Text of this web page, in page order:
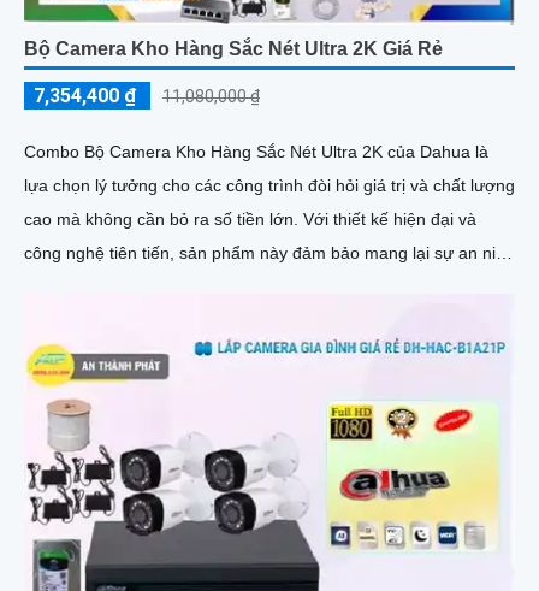
Bộ Camera Kho Hàng Sắc Nét Ultra 2K Giá Rẻ
7,354,400 ₫ 11,080,000 ₫
Combo Bộ Camera Kho Hàng Sắc Nét Ultra 2K của Dahua là
lựa chọn lý tưởng cho các công trình đòi hỏi giá trị và chất lượng
cao mà không cần bỏ ra số tiền lớn. Với thiết kế hiện đại và
công nghệ tiên tiến, sản phẩm này đảm bảo mang lại sự an ninh